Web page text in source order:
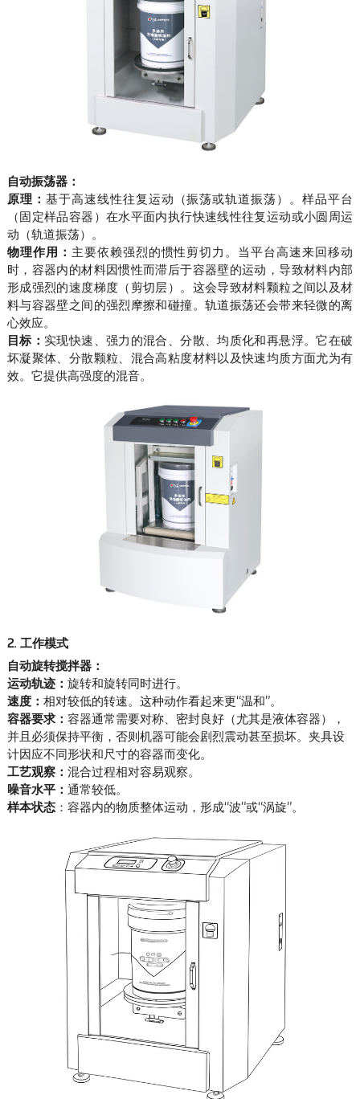
自动振荡器：
原理： 基于高速线性往复运动（振荡或轨道振荡）。样品平台
（固定样品容器）在水平面内执行快速线性往复运动或小圆周运
动（轨道振荡）。
物理作用： 主要依赖强烈的惯性剪切力。当平台高速来回移动
时，容器内的材料因惯性而滞后于容器壁的运动，导致材料内部
形成强烈的速度梯度（剪切层）。这会导致材料颗粒之间以及材
料与容器壁之间的强烈摩擦和碰撞。轨道振荡还会带来轻微的离
心效应。
目标： 实现快速、强力的混合、分散、均质化和再悬浮。它在破
坏凝聚体、分散颗粒、混合高粘度材料以及快速均质方面尤为有
效。它提供高强度的混音。
2. 工作模式
自动旋转搅拌器：
运动轨迹： 旋转和旋转同时进行。
速度： 相对较低的转速。这种动作看起来更“温和”。
容器要求： 容器通常需要对称、密封良好（尤其是液体容器），
并且必须保持平衡，否则机器可能会剧烈震动甚至损坏。夹具设
计因应不同形状和尺寸的容器而变化。
工艺观察： 混合过程相对容易观察。
噪音水平： 通常较低。
样本状态：容器内的物质整体运动，形成“波”或“涡旋”。